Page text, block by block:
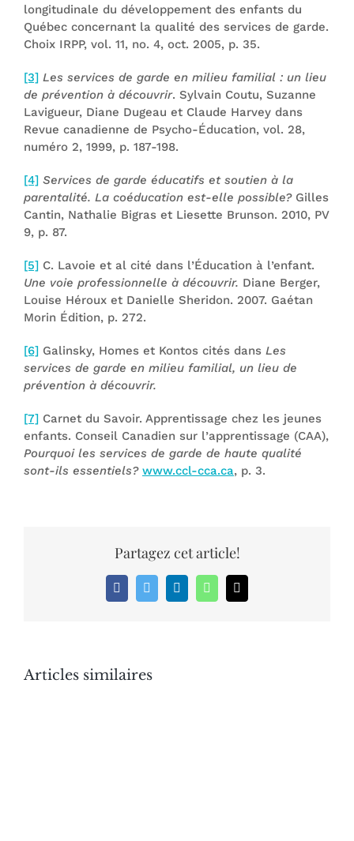
longitudinale du développement des enfants du
Québec concernant la qualité des services de garde.
Choix IRPP, vol. 11, no. 4, oct. 2005, p. 35.
[3] Les services de garde en milieu familial : un lieu
de prévention à découvrir. Sylvain Coutu, Suzanne
Lavigueur, Diane Dugeau et Claude Harvey dans
Revue canadienne de Psycho-Éducation, vol. 28,
numéro 2, 1999, p. 187-198.
[4] Services de garde éducatifs et soutien à la
parentalité. La coéducation est-elle possible? Gilles
Cantin, Nathalie Bigras et Liesette Brunson. 2010, PV
9, p. 87.
[5] C. Lavoie et al cité dans l’Éducation à l’enfant.
Une voie professionnelle à découvrir. Diane Berger,
Louise Héroux et Danielle Sheridon. 2007. Gaétan
Morin Édition, p. 272.
[6] Galinsky, Homes et Kontos cités dans Les
services de garde en milieu familial, un lieu de
prévention à découvrir.
[7] Carnet du Savoir. Apprentissage chez les jeunes
enfants. Conseil Canadien sur l’apprentissage (CAA),
Pourquoi les services de garde de haute qualité
sont-ils essentiels? www.ccl-cca.ca, p. 3.
Partagez cet article!
FacebookTwitter LinkedInWhatsApp
Articles similaires